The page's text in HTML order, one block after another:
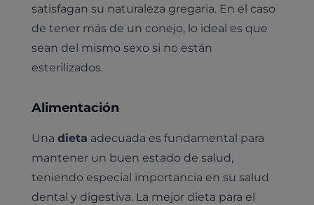
satisfagan su naturaleza gregaria. En el caso
de tener más de un conejo, lo ideal es que
sean del mismo sexo si no están
esterilizados.
Alimentación
Una dieta adecuada es fundamental para
mantener un buen estado de salud,
teniendo especial importancia en su salud
dental y digestiva. La mejor dieta para el